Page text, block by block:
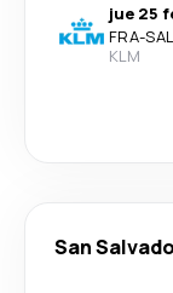
jue 25
FRA-SAL
KLM
San